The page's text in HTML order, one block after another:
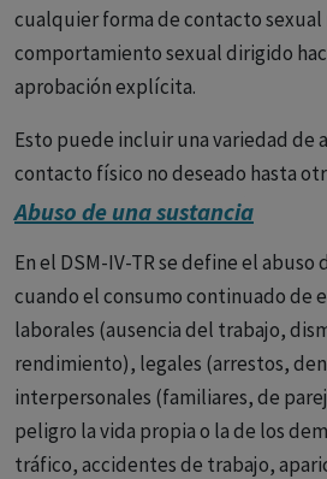
cualquier forma de contacto sexual
comportamiento sexual dirigido
aprobación explícita.
Esto puede incluir una variedad de
contacto físico no deseado hasta
sexual, como la intimidación para
El abuso sexual puede tener
duraderos en la salud mental de la
Trastorno de Estrés
persona puede experimentar
ansiedad severa relacionados con el
Abuso de una sustancia
En el DSM-IV-TR se define el abuso
cuando el consumo continuado de
laborales (ausencia del trabajo,
rendimiento), legales (arrestos,
interpersonales (familiares, de
peligro la vida propia o la de los
tráfico, accidentes de trabajo,